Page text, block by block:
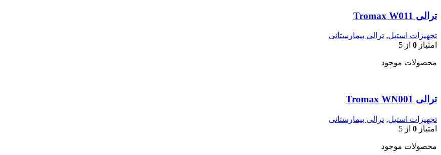
ترالی Tromax W011
تجهیزات استیل, ترالی بیمارستانی
امتیاز 0 از 5
محصولات موجود
ترالی Tromax WN001
تجهیزات استیل, ترالی بیمارستانی
امتیاز 0 از 5
محصولات موجود